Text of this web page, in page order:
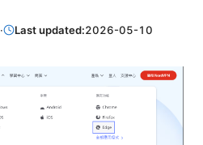
· Last updated:2026-05-10